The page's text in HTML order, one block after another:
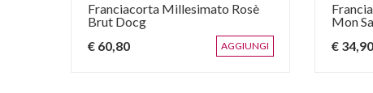
Millesimato Brut
Franciacorta Rosé Brut
€ 29,60